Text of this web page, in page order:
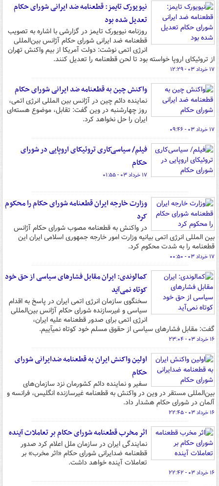
نیویورک تایمز: قطعنامه ضد ایرانی شورای حکام
تعدیل شده بود
روزنامه نیویورک تایمز در گزارشی با اشاره به تصویب
قطعنامه ضد ایرانی شورای حکام آژانس بین‌المللی
انرژی اتمی نوشت: دولت آمریکا از بیم واکنش تهران
از تروئیکای اروپا خواسته بود تا لحن قطعنامه را تعدیل کنند.
۱۷ خرداد ۰۳ - ۱۲:۲۹
واکنش چین به قطعنامه ضد ایرانی شورای حکام
نماینده دائم چین در آژانس بین المللی انرژی اتمی،
روز چهارشنبه در وین گفت: تقابل، موضوع هسته‌ای
ایران را حل نخواهد کرد.
۱۷ خرداد ۰۳ - ۰۹:۴۶
فیلم/ سیاسی‌کاری تروئیکای اروپایی در شورای
حکام
۱۷ خرداد ۰۳ - ۰۱:۵۵
وزارت خارجه ایران قطعنامه شورای حکام را محکوم
کرد
در واکنش به قطعنامه مصوب شورای حکام آژانس
بین المللی انرژی اتمی بیانیه وزارت امور خارجه جمهوری اسلامی ایران این
قطعنامه را به شدت محکوم کرد.
۱۷ خرداد ۰۳ - ۰۰:۵۰
کمالوندی: ایران مقابل فشارهای سیاسی از حق خود
کوتاه نمی‌آید
سخنگوی سازمان انرژی اتمی ایران در پاسخ به اقدام
سیاسی و غیرسازنده شورای حکام آژانس بین‌المللی
انرژی اتمی برای صدور قطعنامه علیه ایران،
گفت: مقابل فشارهای سیاسی از حقوق مسلم خود کوتاه نمیآییم.
۱۶ خرداد ۰۳ - ۲۳:۰۴
اولین واکنش ایران به قطعنامه ضدایرانی شورای
حکام
سفیر و نماینده دائم کشورمان نزد سازمان‌های
بین‌المللی مستقر در وین در واکنش به قطعنامه غیرسازنده انگلیس، فرانسه و
آلمان در شورای حکام هشدار داد.
۱۶ خرداد ۰۳ - ۲۲:۴۵
اثر مخرب قطعنامه شورای حکام بر تعاملات آینده
نمایندگی ایران در سازمان ملل اعلام کرد صدور
قطعنامه ضدایرانی شورای حکام «اثر مخرب» بر
تعاملات آینده خواهد داشت.
۱۶ خرداد ۰۳ - ۲۲:۴۲